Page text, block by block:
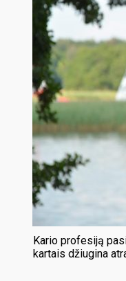
Kario profesiją
kartais džiugina